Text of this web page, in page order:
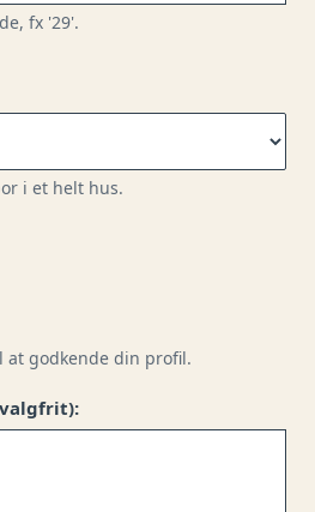
fx '29'.
i et helt hus.
at godkende din profil.